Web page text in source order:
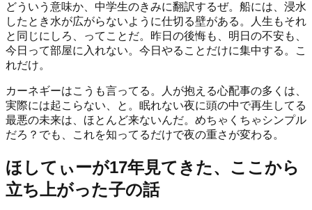
どういう意味か、中学生のきみに翻訳するぜ。船には、浸水
したとき水が広がらないように仕切る壁がある。人生もそれ
と同じにしろ、ってことだ。昨日の後悔も、明日の不安も、
今日って部屋に入れない。今日やることだけに集中する。こ
れだけ。
カーネギーはこうも言ってる。人が抱える心配事の多くは、
実際には起こらない、と。眠れない夜に頭の中で再生してる
最悪の未来は、ほとんど来ないんだ。めちゃくちゃシンプル
だろ？でも、これを知ってるだけで夜の重さが変わる。
ほしてぃーが17年見てきた、ここから
立ち上がった子の話